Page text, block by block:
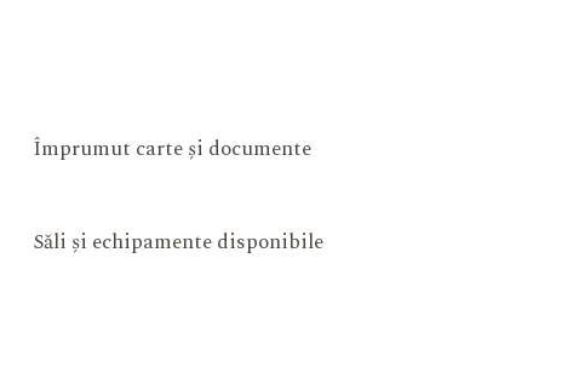
Împrumut carte și documente
Săli și echipamente disponibile